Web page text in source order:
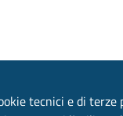
tecnici e di terze